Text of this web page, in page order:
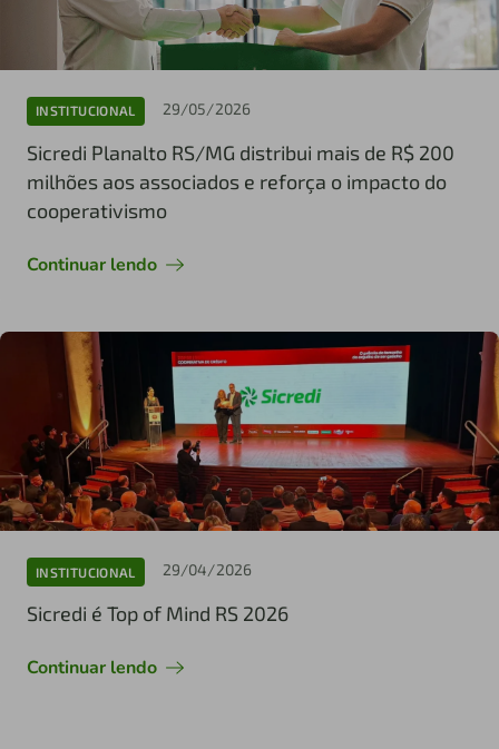
INSTITUCIONAL 29/05/2026
Sicredi Planalto RS/MG distribui mais de R$ 200
milhões aos associados e reforça o impacto do
cooperativismo
Continuar lendo
INSTITUCIONAL 29/04/2026
Sicredi é Top of Mind RS 2026
Continuar lendo